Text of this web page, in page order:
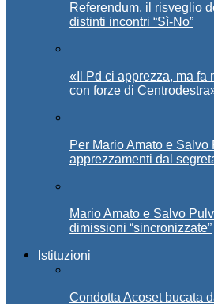
Referendum, il risveglio
distinti incontri “Sì-No”
«Il Pd ci apprezza, ma fa
con forze di
Per Mario Amato e
apprezzamenti dal
Mario Amato e Salvo
dimissioni “sincronizzate”
Istituzioni
Condotta Acoset bucata